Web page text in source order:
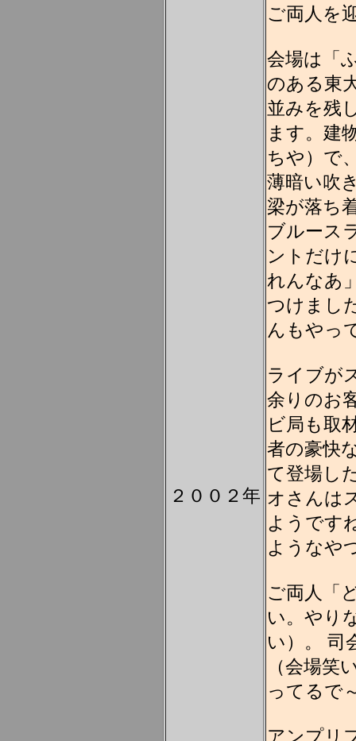
２００２年
ご両人を
会場は「
のある東
並みを残
ます。建
ちや）で
薄暗い吹
梁が落ち
ブルース
ントだけ
れんなあ
つけまし
んもやっ
ライブが
余りのお
ビ局も取
者の豪快
て登場し
オさんは
ようです
ようなや
ご両人「
い。やり
い）。 司
（会場笑
ってるで
アンプリ